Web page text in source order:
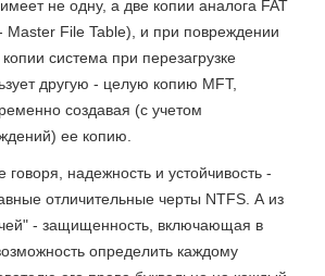
не одну, а две копии аналога FAT
Master File Table), и при повреждении
система при перезагрузке
другую - целую копию MFT,
создавая (с учетом
ее копию.
говоря, надежность и устойчивость -
отличительные черты NTFS. А из
- защищенность, включающая в
определить каждому